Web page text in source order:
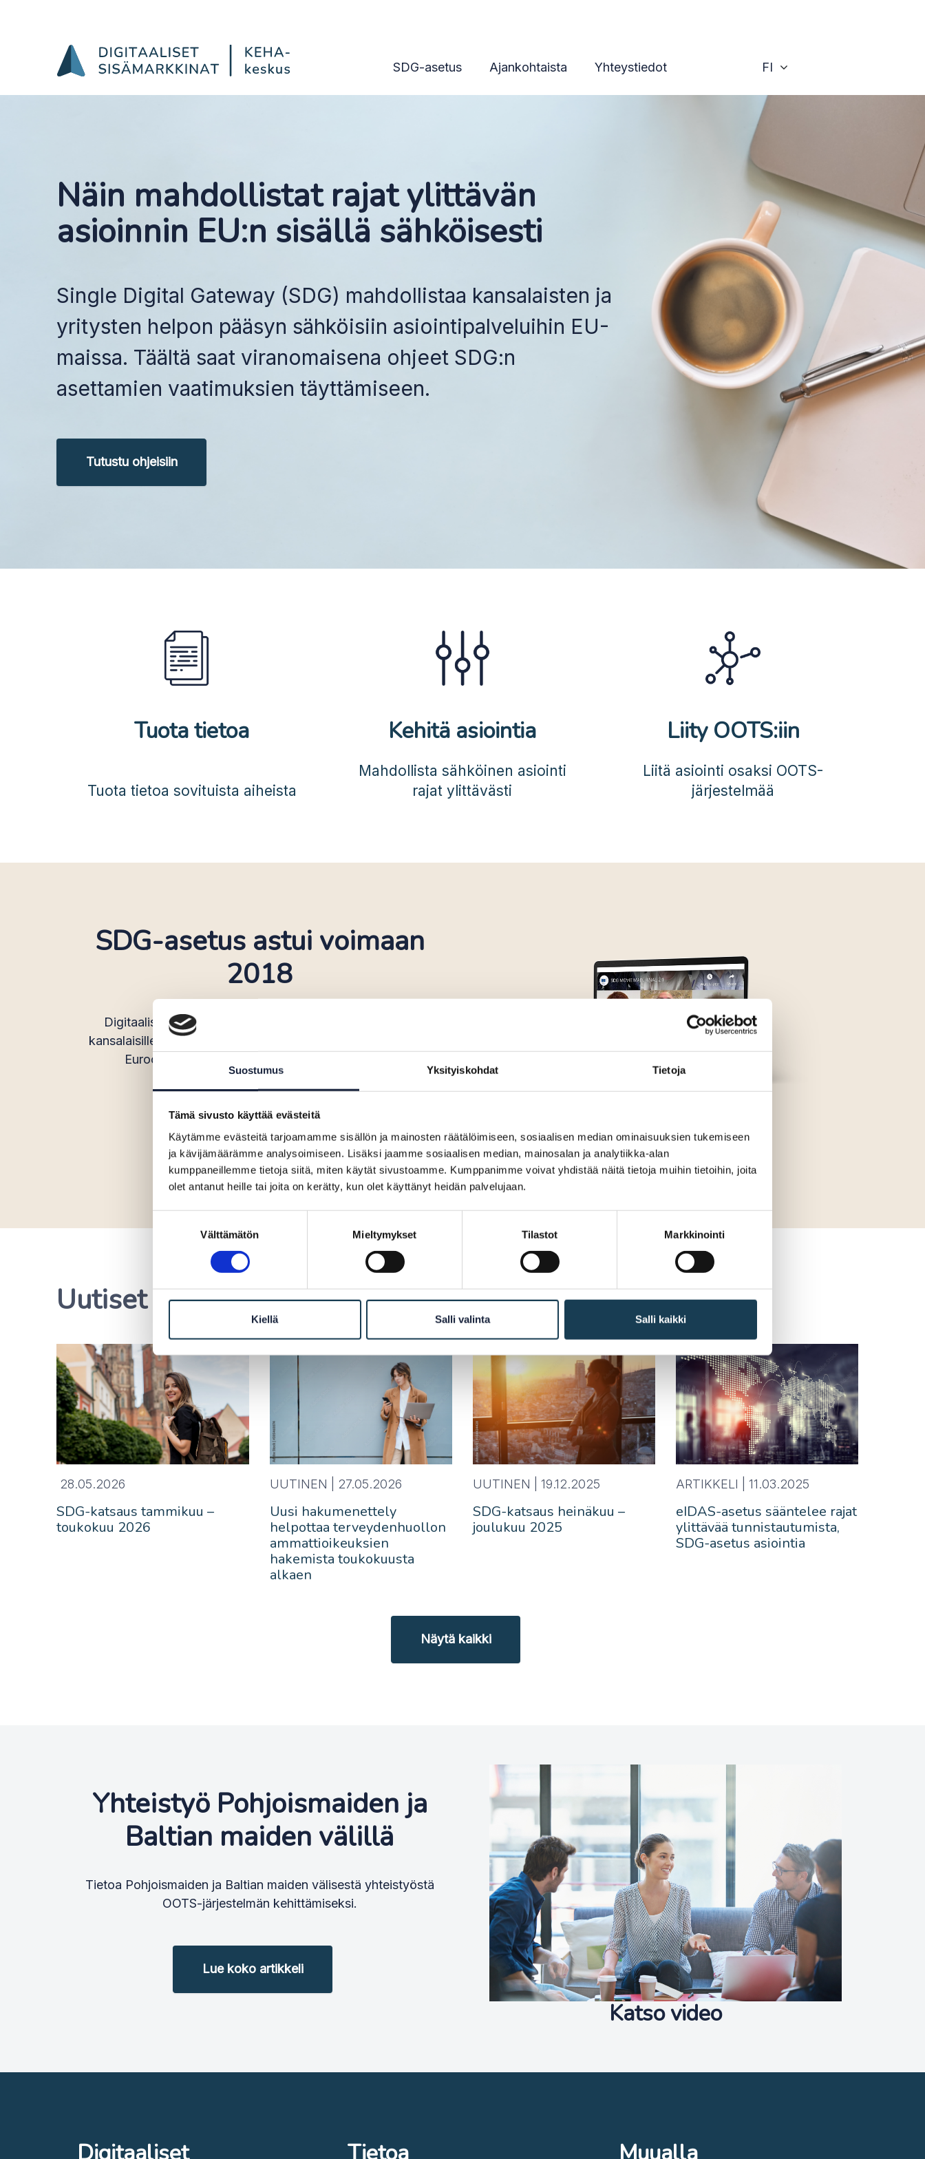
Suostumus Yksityiskohdat Tietoja
Tämä sivusto käyttää evästeitä
Käytämme evästeitä tarjoamamme sisällön ja mainosten räätälöimiseen, sosiaalisen median ominaisuuksien tukemiseen
ja kävijämäärämme analysoimiseen. Lisäksi jaamme sosiaalisen median, mainosalan ja analytiikka-alan
kumppaneillemme tietoja siitä, miten käytät sivustoamme. Kumppanimme voivat yhdistää näitä tietoja muihin tietoihin, joita
olet antanut heille tai joita on kerätty, kun olet käyttänyt heidän palvelujaan.
Välttämätön Mieltymykset Tilastot Markkinointi
Kiellä Salli valinta Salli kaikki
SDG-asetus Ajankohtaista Yhteystiedot FI Vaihda
Näin mahdollistat rajat ylittävän
asioinnin EU:n sisällä sähköisesti
Single Digital Gateway (SDG) mahdollistaa kansalaisten ja
yritysten helpon pääsyn sähköisiin asiointipalveluihin EU-
maissa. Täältä saat viranomaisena ohjeet SDG:n
asettamien vaatimuksien täyttämiseen.
Tutustu ohjeisiin
Tuota tietoa
Tuota tietoa sovituista aiheista
Kehitä asiointia
Mahdollista sähköinen asiointi
rajat ylittävästi
Liity OOTS:iin
Liitä asiointi osaksi OOTS-
järjestelmää
SDG-asetus astui voimaan
2018
Digitaalisen palveluväylän (SDG) tavoitteena on tarjota
kansalaisille ja yrityksille helppo pääsy tietoihin ja palveluihin
Euroopan laajuisesta portaalista rajat ylittävästi.
Lue lisää
Katso video
Uutiset
28.05.2026
SDG-katsaus tammikuu –
toukokuu 2026
UUTINEN | 27.05.2026
Uusi hakumenettely
helpottaa terveydenhuollon
ammattioikeuksien
hakemista toukokuusta
alkaen
UUTINEN | 19.12.2025
SDG-katsaus heinäkuu –
joulukuu 2025
ARTIKKELI | 11.03.2025
eIDAS-asetus sääntelee rajat
ylittävää tunnistautumista,
SDG-asetus asiointia
Näytä kaikki
Yhteistyö Pohjoismaiden ja
Baltian maiden välillä
Tietoa Pohjoismaiden ja Baltian maiden välisestä yhteistyöstä
OOTS-järjestelmän kehittämiseksi.
Lue koko artikkeli
Katso video
Digitaaliset Tietoa Muualla